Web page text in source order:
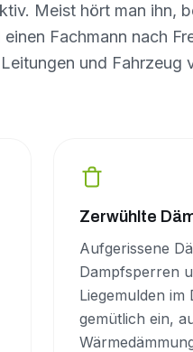
Meist hört man ihn,
Fachmann nach
und Fahrzeug
Zerwühlte
Aufgerissene
Dampfsperren
Liegemulden
gemütlich ein,